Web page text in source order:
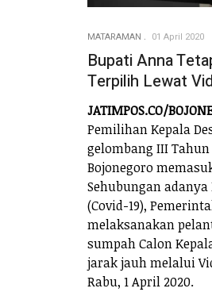
MATARAMAN 01 April 2020
Bupati Anna
Terpilih Lewat
JATIMPOS.CO/
Pemilihan Kepala
gelombang III
Bojonegoro
Sehubungan
(Covid-19),
melaksanakan
sumpah Calon
jarak jauh melalui
Rabu, 1 April 2020.